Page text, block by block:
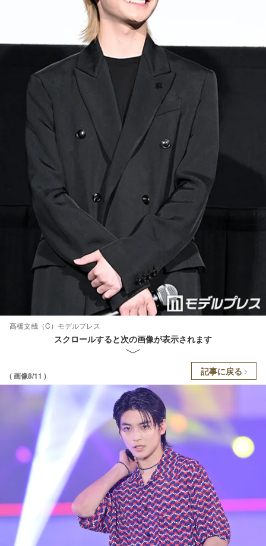
高橋文哉（C）モデルプレス
スクロールすると次の画像が表示されます
( 画像8/11 ) 記事に戻る